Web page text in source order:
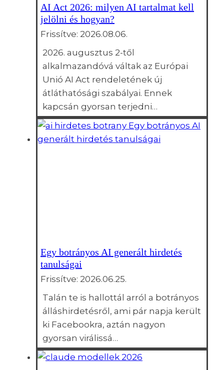
AI Act 2026: milyen AI tartalmat kell
jelölni és hogyan?
Frissítve: 2026.08.06.
2026. augusztus 2-től
alkalmazandóvá váltak az Európai
Unió AI Act rendeletének új
átláthatósági szabályai. Ennek
kapcsán gyorsan terjedni…
Egy botrányos AI generált hirdetés
tanulságai
Frissítve: 2026.06.25.
Talán te is hallottál arról a botrányos
álláshirdetésről, ami pár napja került
ki Facebookra, aztán nagyon
gyorsan virálissá…